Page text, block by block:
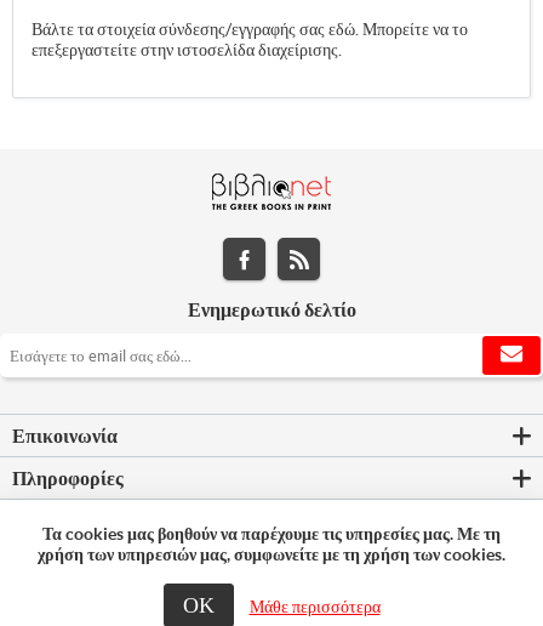
Βάλτε τα στοιχεία σύνδεσης/εγγραφής σας εδώ. Μπορείτε να το
επεξεργαστείτε στην ιστοσελίδα διαχείρισης.
Ενημερωτικό δελτίο
Επικοινωνία
Πληροφορίες
Ο λογαριασμός μου
© 2026 Bookleader
Τα cookies μας βοηθούν να παρέχουμε τις υπηρεσίες μας. Με τη
χρήση των υπηρεσιών μας, συμφωνείτε με τη χρήση των cookies.
ΟΚ Μάθε περισσότερα